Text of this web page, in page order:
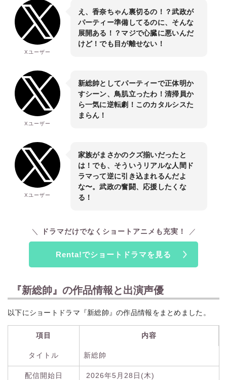
Xユーザー
え、香奈ちゃん裏切るの！？武政が
パーティー準備してるのに、そんな
展開ある！？マジで心臓に悪いんだ
けど！でも目が離せない！
Xユーザー
新総帥としてパーティーで正体明か
すシーン、鳥肌立ったわ！清掃員か
ら一気に逆転劇！このカタルシスた
まらん！
Xユーザー
家族がまさかのクズ揃いだったと
は！でも、そういうリアルな人間ド
ラマって逆に引き込まれるんだよ
な〜。武政の奮闘、応援したくな
る！
ドラマだけでなくショートアニメも充実！
Renta!でショートドラマを見る
『新総帥』の作品情報と出演声優
以下にショートドラマ『新総帥』の作品情報をまとめました。
項目 内容
タイトル 新総帥
配信開始日 2026年5月28日(木)